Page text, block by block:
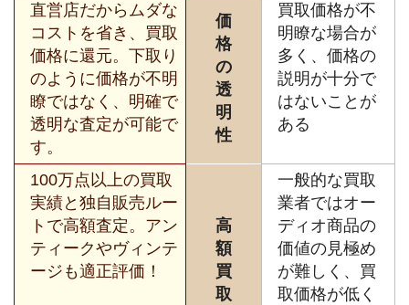
直営店だからムダな
コストを省き、買取
価格に還元。下取り
のように価格が不明
瞭ではなく、明確で
透明な査定が可能で
す。
価
格
の
透
明
性
買取価格が不
明瞭な場合が
多く、価格の
説明が十分で
はないことが
ある
100万点以上の買取
実績と独自販売ルー
トで高額査定。アン
ティークやヴィンテ
ージも適正評価！
高
額
買
取
一般的な買取
業者ではオー
ディオ商品の
価値の見極め
が難しく、買
取価格が低く